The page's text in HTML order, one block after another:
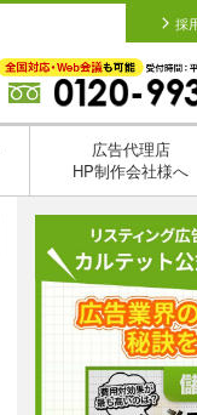
採
広告代理店
HP制作会社様へ